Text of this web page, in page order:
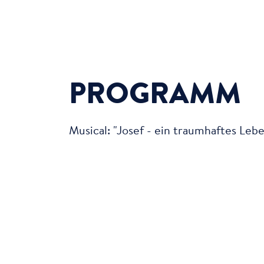
PROGRAMM
Musical: "Josef - ein traumhaftes